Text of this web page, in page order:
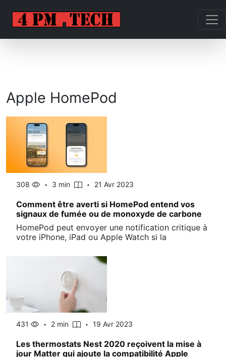
Apple HomePod
308 3 min 21 Avr 2023
Comment être averti si HomePod entend vos
signaux de fumée ou de monoxyde de carbone
HomePod peut envoyer une notification critique à
votre iPhone, iPad ou Apple Watch si la
431 2 min 19 Avr 2023
Les thermostats Nest 2020 reçoivent la mise à
jour Matter qui ajoute la compatibilité Apple